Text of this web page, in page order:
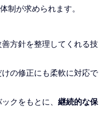
制が求められます。
方針を整理してくれる技
の修正にも柔軟に対応で
クをもとに、 継続的な保